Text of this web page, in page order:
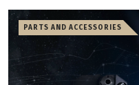
PARTS AND ACCESSORIES